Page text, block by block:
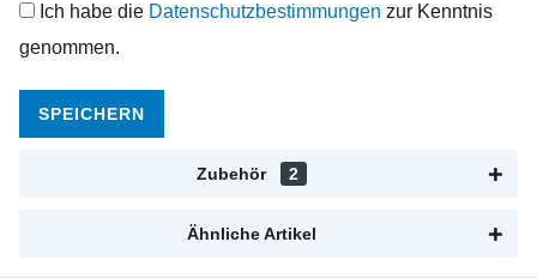
Ich habe die Datenschutzbestimmungen zur Kenntnis
genommen.
SPEICHERN
Zubehör 2
Ähnliche Artikel